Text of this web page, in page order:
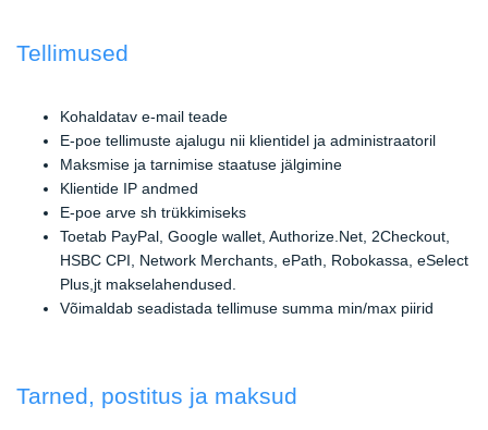
Tellimused
Kohaldatav e-mail teade
E-poe tellimuste ajalugu nii klientidel ja administraatoril
Maksmise ja tarnimise staatuse jälgimine
Klientide IP andmed
E-poe arve sh trükkimiseks
Toetab PayPal, Google wallet, Authorize.Net, 2Checkout,
HSBC CPI, Network Merchants, ePath, Robokassa, eSelect
Plus,jt makselahendused.
Võimaldab seadistada tellimuse summa min/max piirid
Tarned, postitus ja maksud